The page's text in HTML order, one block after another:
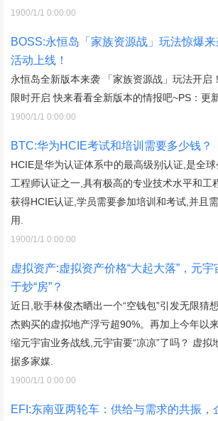
1900/1/1 0:00:00
BOSS:永恒岛「家族资源战」玩法惊爆
活动上线！
永恒岛全新版本来袭 「家族资源战」玩法开启
限时开启 快来看看全新版本的情报吧~PS：更
1900/1/1 0:00:00
BTC:华为HCIE考试和培训需要多少钱？
HCIE是华为认证体系中的最高级别认证,是全
工程师认证之一,具有极高的专业技术水平和工
获得HCIE认证,学员需要参加培训和考试,并且
用.
1900/1/1 0:00:00
虚拟资产:虚拟资产价格“大起大落”，元
于炒“房”？
近日,歌手林俊杰晒出一个“空钱包”引发无限猜
杰购买的虚拟地产浮亏超90%。再加上今年以
缩元宇宙业务战线,元宇宙要“凉凉”了吗？ 虚拟
据多家媒.
1900/1/1 0:00:00
EFI:东南亚两轮车：供给与需求的共振，